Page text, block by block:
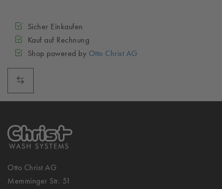
Sicher Einkaufen
Kauf auf Rechnung
Shop powered by Otto Christ AG
Otto Christ AG
Memminger Str. 51